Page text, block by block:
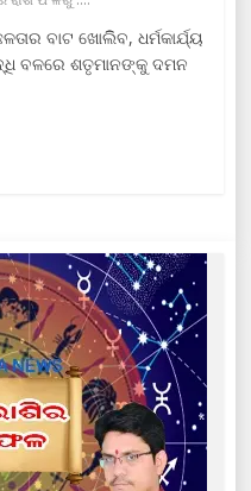
ବାଟ ଖୋଲିିବ, ଧର୍ମକାର୍ଯ୍ୟ
ବଳରେ ଶତୃମାନଙ୍କୁ ଦମନ